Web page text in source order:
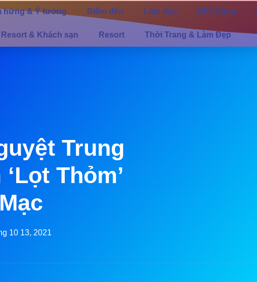
hứng & Ý tưởng Điểm đến Làm đẹp Nhà Hàng
Resort & Khách sạn Resort Thời Trang & Làm Đẹp
Trung
Thỏm’
10 13, 2021